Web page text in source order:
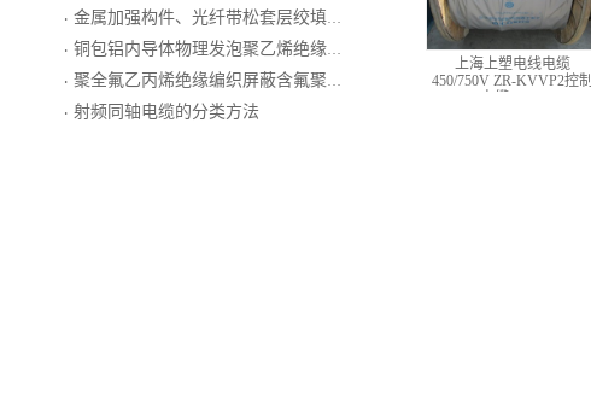
· 金属加强构件、光纤带松套层绞填充式、钢－聚乙烯粘结护套、单粗圆钢丝铠装、聚乙烯套通信用室外光缆
· 铜包铝内导体物理发泡聚乙烯绝缘螺旋形皱纹外导体阻燃聚乙烯外护套超柔射频同轴电缆
· 聚全氟乙丙烯绝缘编织屏蔽含氟聚合物护套最高传输频率16MHz数字通信水平对绞电缆
· 射频同轴电缆的分类方法
上海上塑电线电缆
450/750V ZR-KVVP2控制